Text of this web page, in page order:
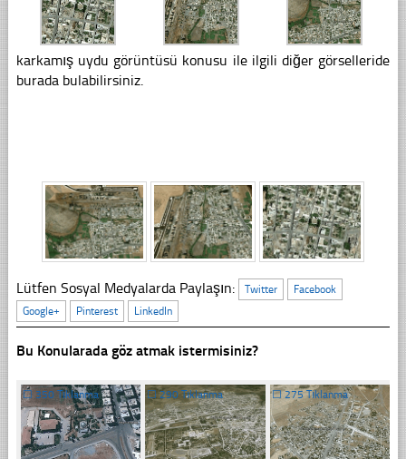
karkamış uydu görüntüsü konusu ile ilgili diğer görselleride
burada bulabilirsiniz.
Lütfen Sosyal Medyalarda Paylaşın: Twitter
Facebook
Google+
Pinterest LinkedIn
Bu Konularada göz atmak istermisiniz?
☐ 350 Tıklanma ☐290 Tıklanma ☐275 Tıklanma